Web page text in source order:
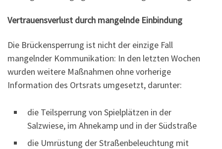
Vertrauensverlust durch mangelnde Einbindung
Die Brückensperrung ist nicht der einzige Fall
mangelnder Kommunikation: In den letzten Wochen
wurden weitere Maßnahmen ohne vorherige
Information des Ortsrats umgesetzt, darunter:
die Teilsperrung von Spielplätzen in der
Salzwiese, im Ahnekamp und in der Südstraße
die Umrüstung der Straßenbeleuchtung mit